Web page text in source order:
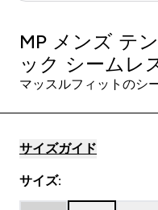
MP メンズ テ
ック シームレ
マッスルフィットのシ
サイズガイド
サイズ: